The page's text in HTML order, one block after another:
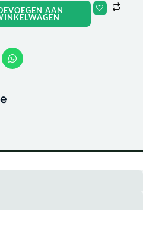
AAN